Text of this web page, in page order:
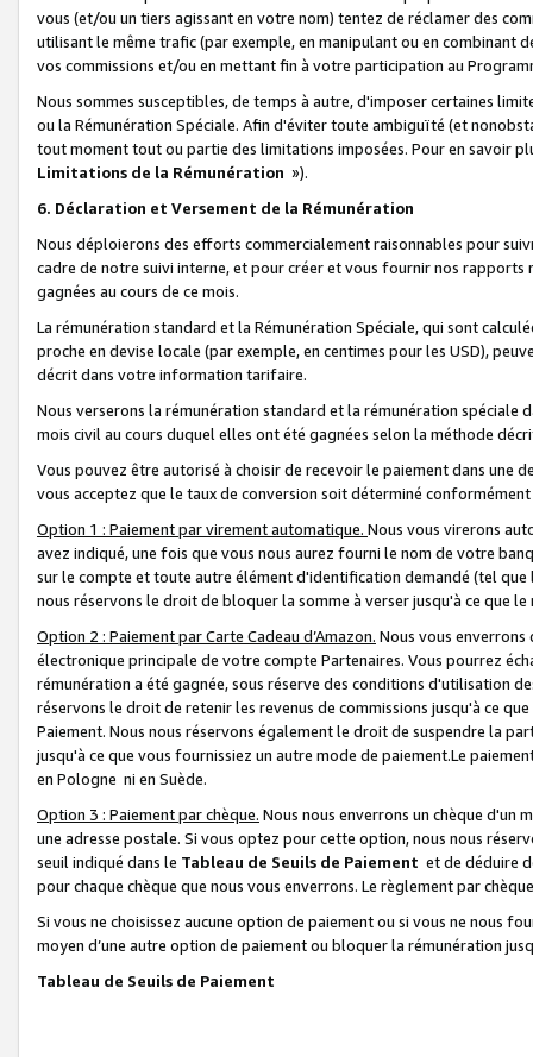
vous (et/ou un tiers agissant en votre nom) tentez de réclamer des
utilisant le même trafic (par exemple, en manipulant ou en combinant
vos commissions et/ou en mettant fin à votre participation au
Nous sommes susceptibles, de temps à autre, d'imposer certaines
ou la Rémunération Spéciale. Afin d'éviter toute ambiguïté (et
tout moment tout ou partie des limitations imposées. Pour en savoir
Limitations de la Rémunération »).
6. Déclaration et Versement de la Rémunération
Nous déploierons des efforts commercialement raisonnables pour
cadre de notre suivi interne, et pour créer et vous fournir nos
gagnées au cours de ce mois.
La rémunération standard et la Rémunération Spéciale, qui sont
proche en devise locale (par exemple, en centimes pour les USD),
décrit dans votre information tarifaire.
Nous verserons la rémunération standard et la rémunération spéciale
mois civil au cours duquel elles ont été gagnées selon la méthode
Vous pouvez être autorisé à choisir de recevoir le paiement dans une
vous acceptez que le taux de conversion soit déterminé
Option 1 : Paiement par virement automatique. Nous vous virerons
avez indiqué, une fois que vous nous aurez fourni le nom de votre
sur le compte et toute autre élément d'identification demandé (tel que
nous réservons le droit de bloquer la somme à verser jusqu'à ce que
Option 2 : Paiement par Carte Cadeau d’Amazon. Nous vous
électronique principale de votre compte Partenaires. Vous pourrez
rémunération a été gagnée, sous réserve des conditions d'utilisation
réservons le droit de retenir les revenus de commissions jusqu'à ce
Paiement. Nous nous réservons également le droit de suspendre la
jusqu'à ce que vous fournissiez un autre mode de paiement.Le
en Pologne ni en Suède.
Option 3 : Paiement par chèque. Nous nous enverrons un chèque d'un
une adresse postale. Si vous optez pour cette option, nous nous
seuil indiqué dans le Tableau de Seuils de Paiement et de déduire
pour chaque chèque que nous vous enverrons. Le règlement par
Si vous ne choisissez aucune option de paiement ou si vous ne nous
moyen d’une autre option de paiement ou bloquer la rémunération
Tableau de Seuils de Paiement